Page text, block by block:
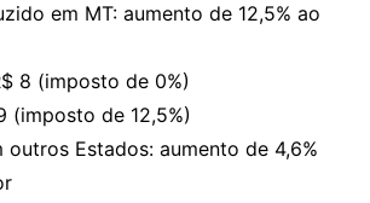
em MT: aumento de 12,5% ao
8 (imposto de 0%)
(imposto de 12,5%)
outros Estados: aumento de 4,6%